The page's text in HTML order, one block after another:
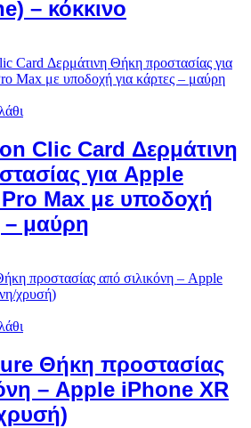
– κόκκινο
Clic Card Δερμάτινη
για Apple
Max με υποδοχή
– μαύρη
Θήκη προστασίας
– Apple iPhone XR